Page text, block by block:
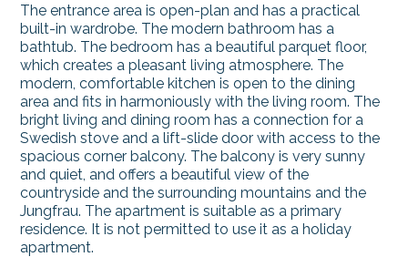
The entrance area is open-plan and has a practical
built-in wardrobe. The modern bathroom has a
bathtub. The bedroom has a beautiful parquet floor,
which creates a pleasant living atmosphere. The
modern, comfortable kitchen is open to the dining
area and fits in harmoniously with the living room. The
bright living and dining room has a connection for a
Swedish stove and a lift-slide door with access to the
spacious corner balcony. The balcony is very sunny
and quiet, and offers a beautiful view of the
countryside and the surrounding mountains and the
Jungfrau. The apartment is suitable as a primary
residence. It is not permitted to use it as a holiday
apartment.